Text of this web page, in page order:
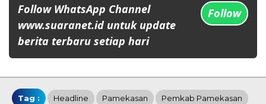
Follow WhatsApp Channel
www.suaranet.id untuk update
berita terbaru setiap hari
Follow
Tag : Headline Pamekasan Pemkab Pamekasan